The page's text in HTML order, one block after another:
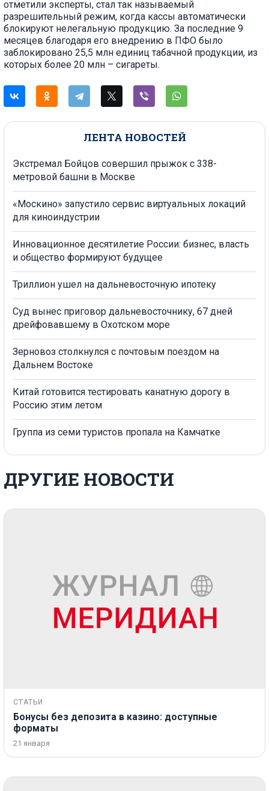
ЛЕНТА НОВОСТЕЙ
Экстремал Бойцов совершил прыжок с 338-
метровой башни в Москве
«Москино» запустило сервис виртуальных локаций
для киноиндустрии
Инновационное десятилетие России: бизнес, власть
и общество формируют будущее
Триллион ушел на дальневосточную ипотеку
Суд вынес приговор дальневосточнику, 67 дней
дрейфовавшему в Охотском море
Зерновоз столкнулся с почтовым поездом на
Дальнем Востоке
Китай готовится тестировать канатную дорогу в
Россию этим летом
Группа из семи туристов пропала на Камчатке
отметили эксперты, стал так называемый
разрешительный режим, когда кассы автоматически
блокируют нелегальную продукцию. За последние 9
месяцев благодаря его внедрению в ПФО было
заблокировано 25,5 млн единиц табачной продукции, из
которых более 20 млн – сигареты.
ДРУГИЕ НОВОСТИ
СТАТЬИ
Бонусы без депозита в казино: доступные
форматы
21 января